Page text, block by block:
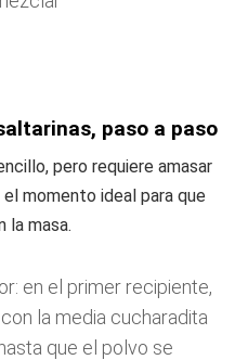
paso a paso
pero requiere amasar
el momento ideal para que
la masa.
en el primer recipiente,
la media cucharadita
que el polvo se